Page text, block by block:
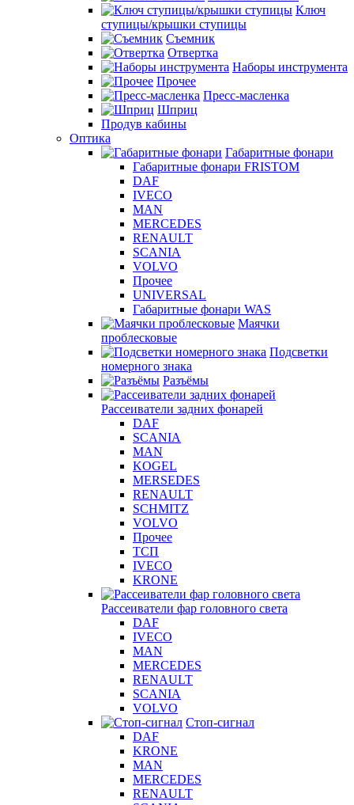
Ключ
ступицы/крышки ступицы
Съемник
Отвертка
Наборы инструмента
Прочее
Пресс-масленка
Шприц
Продув кабины
Оптика
Габаритные фонари
Габаритные фонари FRISTOM
DAF
IVECO
MAN
MERCEDES
RENAULT
SCANIA
VOLVO
Прочее
UNIVERSAL
Габаритные фонари WAS
Маячки
проблесковые
Подсветки
номерного знака
Разъёмы
Рассеиватели задних фонарей
DAF
SCANIA
MAN
KOGEL
MERSEDES
RENAULT
SCHMITZ
VOLVO
Прочее
ТСП
IVECO
KRONE
Рассеиватели фар головного света
DAF
IVECO
MAN
MERCEDES
RENAULT
SCANIA
VOLVO
Стоп-сигнал
DAF
KRONE
MAN
MERCEDES
RENAULT